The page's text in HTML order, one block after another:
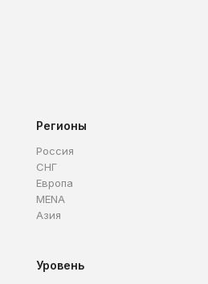
Регионы
Россия
СНГ
Европа
MENA
Азия
Уровень